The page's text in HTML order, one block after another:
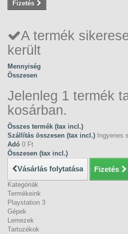
Fizetés
A termék
került
Mennyiség
Összesen
Jelenleg 1 termék
kosárban.
Összes termék (tax incl.)
Szállítás összesen (tax incl.) Ingyenes
Adó 0 Ft‎
Összesen (tax incl.)
Vásárlás folytatása Fizetés
Kategóriák
Termékeink
Playstation 3
Gépek
Lemezek
Tartozékok